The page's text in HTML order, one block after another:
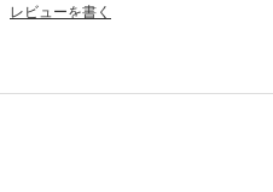
レビューを書く